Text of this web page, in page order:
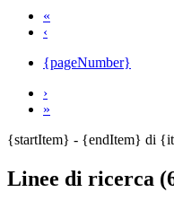
«
‹
{pageNumber}
›
»
{startItem} - {endItem} di
Linee di ricerca